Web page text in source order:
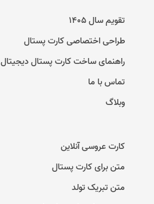
تقویم سال ۱۴۰۵
طراحی اختصاصی کارت پستال
راهنمای ساخت کارت پستال دیجیتال
تماس با ما
وبلاگ
کارت عروسی آنلاین
متن برای کارت پستال
متن تبریک تولد